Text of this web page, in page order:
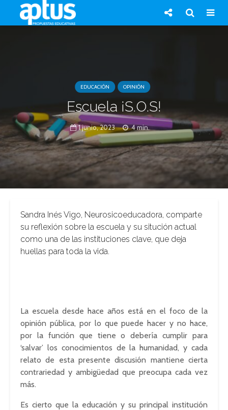
EDUCACIÓN OPINIÓN
Escuela ¡S.O.S!
1 junio, 2023 4 min.
Sandra Inés Vigo, Neurosicoeducadora, comparte
su reflexión sobre la escuela y su situción actual
como una de las instituciones clave, que deja
huellas para toda la vida.
La escuela desde hace años está en el foco de la
opinión pública, por lo que puede hacer y no hace,
por la función que tiene o debería cumplir para
‘salvar’ los conocimientos de la humanidad, y cada
relato de esta presente discusión mantiene cierta
contrariedad y ambigüedad que preocupa cada vez
más.
Es cierto que la educación y su principal institución